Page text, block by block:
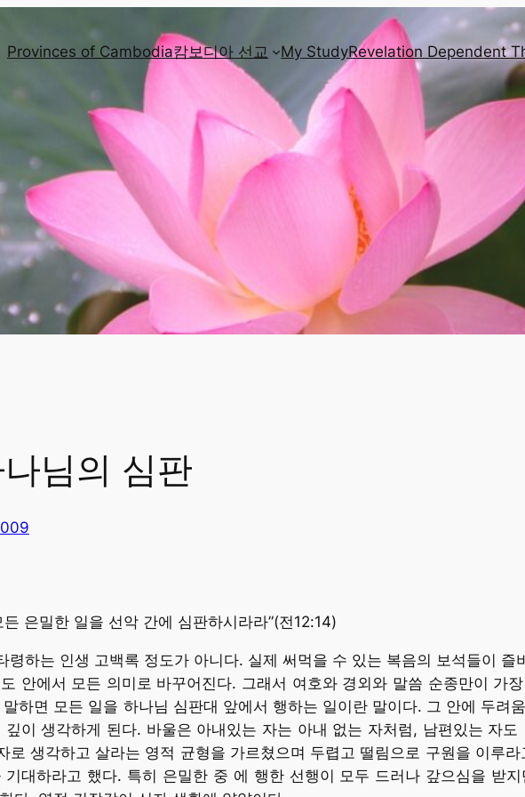
Provinces of Cambodia캄보디아 선교 My StudyRevelation Dependent
님의 심판
은밀한 일을 선악 간에 심판하시라라”(전12:14)
령하는 인생 고백록 정도가 아니다. 실제 써먹을 수 있는 복음의 보석들이
안에서 모든 의미로 바꾸어진다. 그래서 여호와 경외와 말씀 순종만이 가
하면 모든 일을 하나님 심판대 앞에서 행하는 일이란 말이다. 그 안에 두려
이 생각하게 된다. 바울은 아내있는 자는 아내 없는 자처럼, 남편있는 자
로 생각하고 살라는 영적 균형을 가르쳤으며 두렵고 떨림으로 구원을 이루
대하라고 했다. 특히 은밀한 중 에 행한 선행이 모두 드러나 갚으심을 받